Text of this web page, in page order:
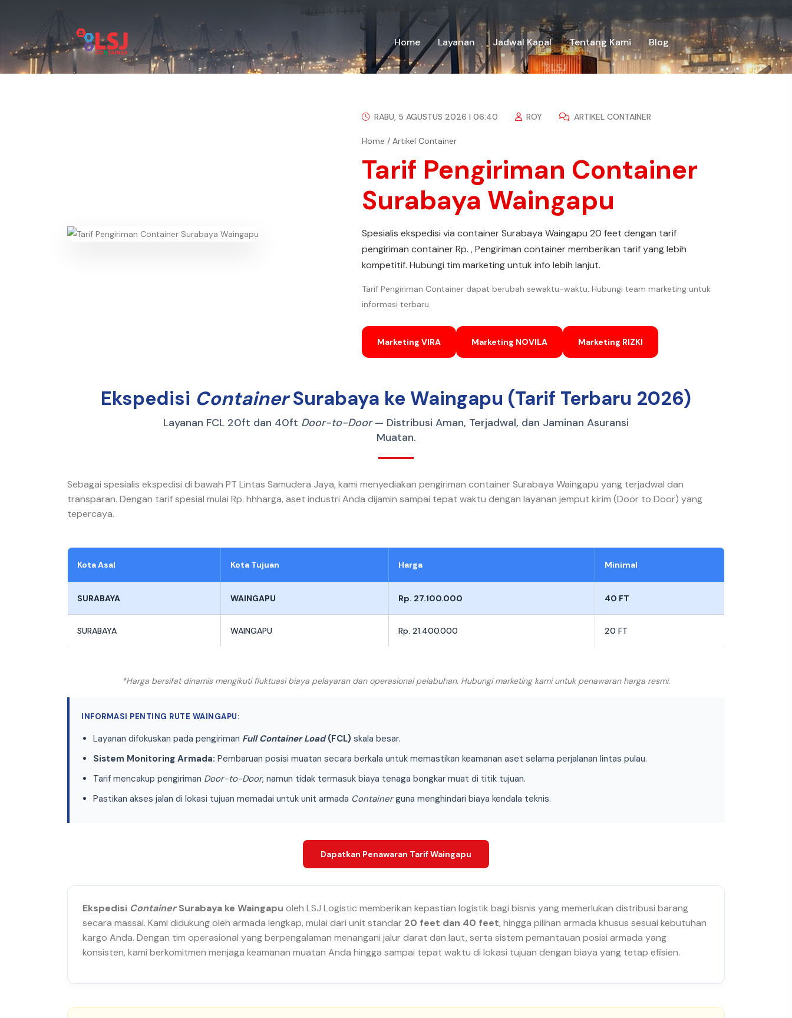
Home Layanan Jadwal Kapal Tentang Kami Blog
RABU, 5 AGUSTUS 2026 | 06:40 ROY ARTIKEL CONTAINER
Home / Artikel Container
Tarif Pengiriman Container
Surabaya Waingapu
Spesialis ekspedisi via container Surabaya Waingapu 20 feet dengan tarif
pengiriman container Rp. , Pengiriman container memberikan tarif yang lebih
kompetitif. Hubungi tim marketing untuk info lebih lanjut.
Tarif Pengiriman Container dapat berubah sewaktu-waktu. Hubungi team marketing untuk
informasi terbaru.
Marketing VIRA Marketing NOVILA Marketing RIZKI
Ekspedisi ContainerSurabaya ke Waingapu (Tarif Terbaru 2026)
Layanan FCL 20ft dan 40ft Door-to-Door— Distribusi Aman, Terjadwal, dan Jaminan Asuransi
Muatan.
Sebagai spesialis ekspedisi di bawah PT Lintas Samudera Jaya, kami menyediakan pengiriman container Surabaya Waingapu yang terjadwal dan
transparan. Dengan tarif spesial mulai Rp. hhharga, aset industri Anda dijamin sampai tepat waktu dengan layanan jemput kirim (Door to Door) yang
tepercaya.
Kota Asal Kota Tujuan Harga Minimal
SURABAYA WAINGAPU Rp. 27.100.000 40 FT
SURABAYA WAINGAPU Rp. 21.400.000 20 FT
*Harga bersifat dinamis mengikuti fluktuasi biaya pelayaran dan operasional pelabuhan. Hubungi marketing kami untuk penawaran harga resmi.
INFORMASI PENTING RUTE WAINGAPU:
Layanan difokuskan pada pengiriman Full Container Load(FCL) skala besar.
Sistem Monitoring Armada: Pembaruan posisi muatan secara berkala untuk memastikan keamanan aset selama perjalanan lintas pulau.
Tarif mencakup pengiriman Door-to-Door, namun tidak termasuk biaya tenaga bongkar muat di titik tujuan.
Pastikan akses jalan di lokasi tujuan memadai untuk unit armada Containerguna menghindari biaya kendala teknis.
Dapatkan Penawaran Tarif Waingapu
Ekspedisi ContainerSurabaya ke Waingapu oleh LSJ Logistic memberikan kepastian logistik bagi bisnis yang memerlukan distribusi barang
secara massal. Kami didukung oleh armada lengkap, mulai dari unit standar 20 feet dan 40 feet, hingga pilihan armada khusus sesuai kebutuhan
kargo Anda. Dengan tim operasional yang berpengalaman menangani jalur darat dan laut, serta sistem pemantauan posisi armada yang
konsisten, kami berkomitmen menjaga keamanan muatan Anda hingga sampai tepat waktu di lokasi tujuan dengan biaya yang tetap efisien.